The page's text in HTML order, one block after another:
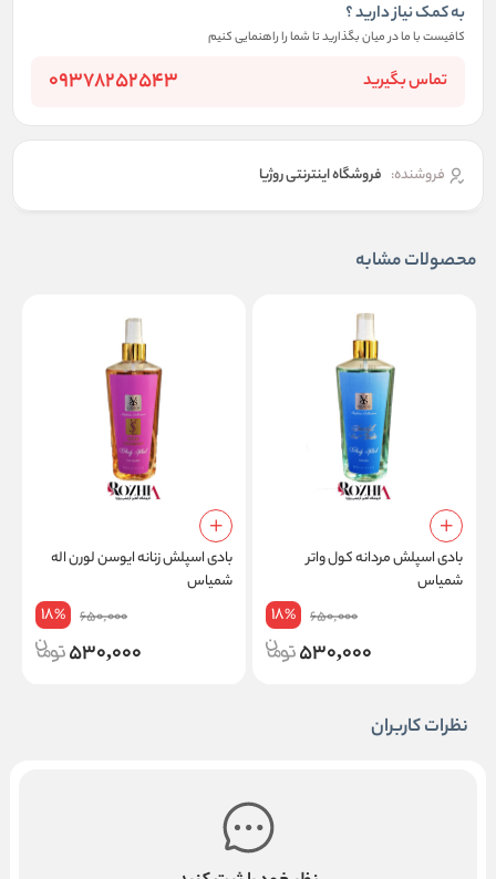
به کمک نیاز دارید ؟
کافیست با ما در میان بگذارید تا شما را راهنمایی کنیم
تماس بگیرید 09378252543
فروشنده: فروشگاه اینترنتی روژیا
محصولات مشابه
بادی اسپلش مردانه کول واتر
شمیاس
650,000
18%
530,000
بادی اسپلش زنانه ایوسن لورن اله
شمیاس
650,000
18%
530,000
نظرات کاربران